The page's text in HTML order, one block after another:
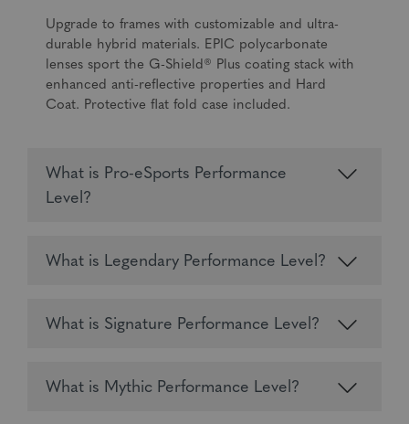
Upgrade to frames with customizable and ultra-
durable hybrid materials. EPIC polycarbonate
lenses sport the G-Shield® Plus coating stack with
enhanced anti-reflective properties and Hard
Coat. Protective flat fold case included.
What is Pro-eSports Performance
Level?
What is Legendary Performance Level?
What is Signature Performance Level?
What is Mythic Performance Level?